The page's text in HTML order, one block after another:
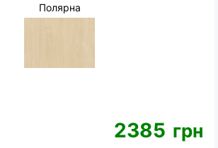
Полярна
2385 грн